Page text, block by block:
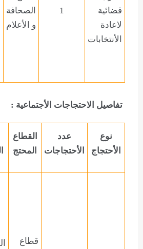
قضائية
لاعادة
الأنتخابات
1
الصحافة
و الأعلام
تفاصيل الاحتجاجات الأجتماعية :
نوع
الأحتجاج
عدد
الأحتجاجات
القطاع
المحتج
قطاع